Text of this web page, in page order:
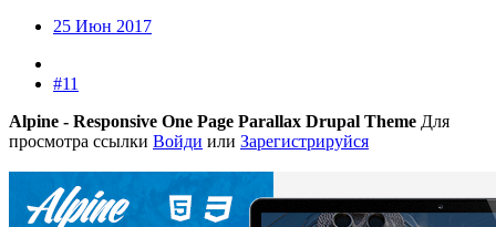
25 Июн 2017
#11
Alpine - Responsive One Page Parallax Drupal Theme Для
просмотра ссылки Войди или Зарегистрируйся